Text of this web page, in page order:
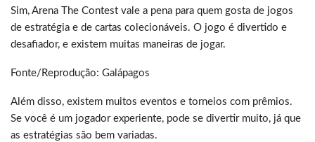
Sim, Arena The Contest vale a pena para quem gosta de jogos
de estratégia e de cartas colecionáveis. O jogo é divertido e
desafiador, e existem muitas maneiras de jogar.
Fonte/Reprodução: Galápagos
Além disso, existem muitos eventos e torneios com prêmios.
Se você é um jogador experiente, pode se divertir muito, já que
as estratégias são bem variadas.